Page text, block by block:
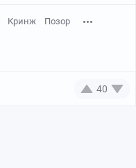
Кринж Позор
40